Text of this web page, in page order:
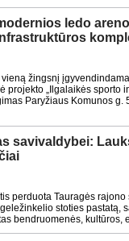
ledo
žingsnį
projekto „Ilgalaikės sporto
Paryžiaus Komunos g.
savivaldybei:
perduota Tauragės
stoties pastatą,
bendruomenės, kultūros,